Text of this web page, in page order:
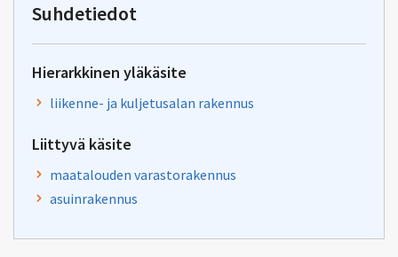
Suhdetiedot
Hierarkkinen yläkäsite
liikenne- ja kuljetusalan rakennus
Liittyvä käsite
maatalouden varastorakennus
asuinrakennus